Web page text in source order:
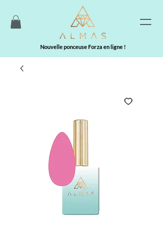
Nouvelle ponceuse Forza en ligne !